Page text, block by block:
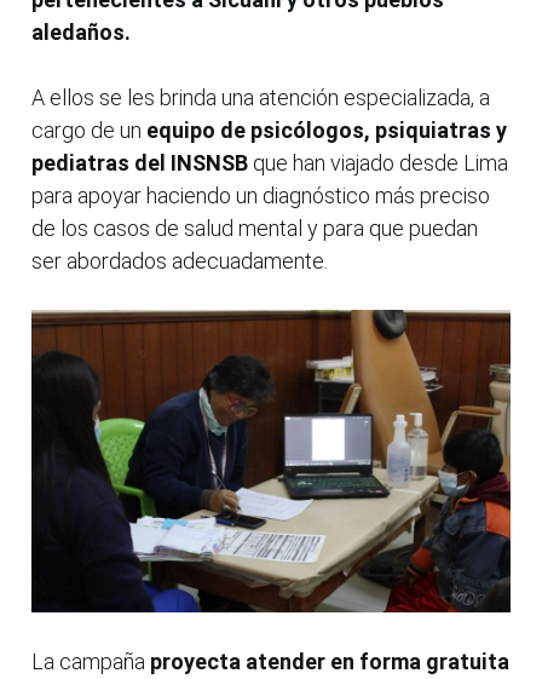
aledaños.
A ellos se les brinda una atención especializada, a
cargo de un equipo de psicólogos, psiquiatras y
pediatras del INSNSB que han viajado desde Lima
para apoyar haciendo un diagnóstico más preciso
de los casos de salud mental y para que puedan
ser abordados adecuadamente.
La campaña proyecta atender en forma gratuita